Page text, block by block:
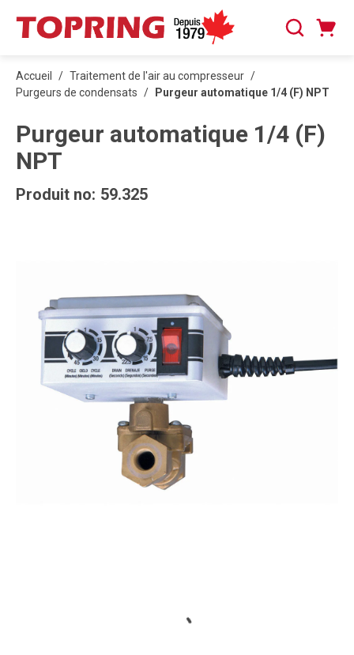
PASSER AU CONTENU PRINCIPAL
Recherche
Accueil / Traitement de l'air au compresseur /
Purgeurs de condensats / Purgeur automatique 1/4 (F) NPT
Purgeur automatique 1/4 (F)
NPT
Produit no: 59.325